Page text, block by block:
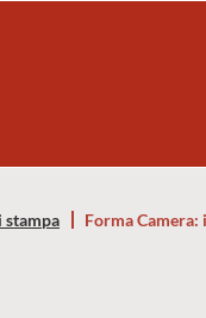
stampa Forma